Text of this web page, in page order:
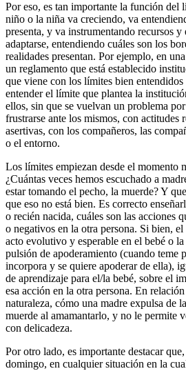
Por eso, es tan importante la función del
niño o la niña va creciendo, va
presenta, y va instrumentando recursos y
adaptarse, entendiendo cuáles son los
realidades presentan. Por ejemplo, en
un reglamento que está establecido
que viene con los límites bien entendidos
entender el límite que plantea la
ellos, sin que se vuelvan un problema
frustrarse ante los mismos, con actitudes
asertivas, con los compañeros, las
o el entorno.
Los límites empiezan desde el momento
¿Cuántas veces hemos escuchado a
estar tomando el pecho, la muerde? Y
que eso no está bien. Es correcto
o recién nacida, cuáles son las acciones
o negativos en la otra persona. Si bien,
acto evolutivo y esperable en el bebé o
pulsión de apoderamiento (cuando teme
incorpora y se quiere apoderar de ella),
de aprendizaje para el/la bebé, sobre el
esa acción en la otra persona. En
naturaleza, cómo una madre expulsa de
muerde al amamantarlo, y no le permite
con delicadeza.
Por otro lado, es importante destacar
domingo, en cualquier situación en la